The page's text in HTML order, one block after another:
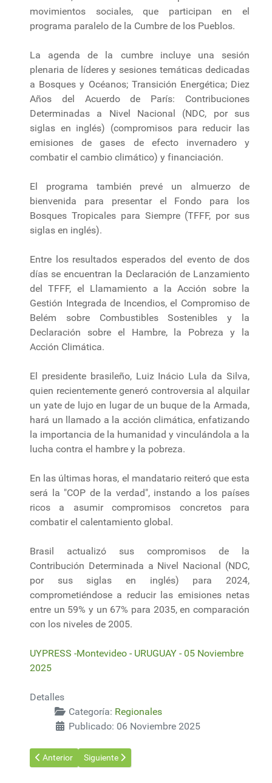
movimientos sociales, que participan en el
programa paralelo de la Cumbre de los Pueblos.
La agenda de la cumbre incluye una sesión
plenaria de líderes y sesiones temáticas dedicadas
a Bosques y Océanos; Transición Energética; Diez
Años del Acuerdo de París: Contribuciones
Determinadas a Nivel Nacional (NDC, por sus
siglas en inglés) (compromisos para reducir las
emisiones de gases de efecto invernadero y
combatir el cambio climático) y financiación.
El programa también prevé un almuerzo de
bienvenida para presentar el Fondo para los
Bosques Tropicales para Siempre (TFFF, por sus
siglas en inglés).
Entre los resultados esperados del evento de dos
días se encuentran la Declaración de Lanzamiento
del TFFF, el Llamamiento a la Acción sobre la
Gestión Integrada de Incendios, el Compromiso de
Belém sobre Combustibles Sostenibles y la
Declaración sobre el Hambre, la Pobreza y la
Acción Climática.
El presidente brasileño, Luiz Inácio Lula da Silva,
quien recientemente generó controversia al alquilar
un yate de lujo en lugar de un buque de la Armada,
hará un llamado a la acción climática, enfatizando
la importancia de la humanidad y vinculándola a la
lucha contra el hambre y la pobreza.
En las últimas horas, el mandatario reiteró que esta
será la "COP de la verdad", instando a los países
ricos a asumir compromisos concretos para
combatir el calentamiento global.
Brasil actualizó sus compromisos de la
Contribución Determinada a Nivel Nacional (NDC,
por sus siglas en inglés) para 2024,
comprometiéndose a reducir las emisiones netas
entre un 59% y un 67% para 2035, en comparación
con los niveles de 2005.
UYPRESS -Montevideo - URUGUAY - 05 Noviembre
2025
Detalles
Categoría: Regionales
Publicado: 06 Noviembre 2025
Artículo anterior: Lula pide separar los conflictos geopolíticos
Anterior Artículo siguiente: Brasil inaugurará el tren más
Siguiente